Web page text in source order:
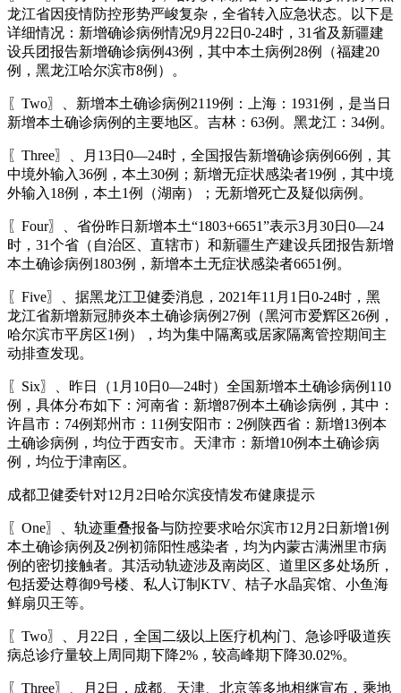
龙江省因疫情防控形势严峻复杂，全省转入应急状态。以下是
详细情况：新增确诊病例情况9月22日0-24时，31省及新疆建
设兵团报告新增确诊病例43例，其中本土病例28例（福建20
例，黑龙江哈尔滨市8例）。
〖Two〗、新增本土确诊病例2119例：上海：1931例，是当日
新增本土确诊病例的主要地区。吉林：63例。黑龙江：34例。
〖Three〗、月13日0—24时，全国报告新增确诊病例66例，其
中境外输入36例，本土30例；新增无症状感染者19例，其中境
外输入18例，本土1例（湖南）；无新增死亡及疑似病例。
〖Four〗、省份昨日新增本土“1803+6651”表示3月30日0—24
时，31个省（自治区、直辖市）和新疆生产建设兵团报告新增
本土确诊病例1803例，新增本土无症状感染者6651例。
〖Five〗、据黑龙江卫健委消息，2021年11月1日0-24时，黑
龙江省新增新冠肺炎本土确诊病例27例（黑河市爱辉区26例，
哈尔滨市平房区1例），均为集中隔离或居家隔离管控期间主
动排查发现。
〖Six〗、昨日（1月10日0—24时）全国新增本土确诊病例110
例，具体分布如下：河南省：新增87例本土确诊病例，其中：
许昌市：74例郑州市：11例安阳市：2例陕西省：新增13例本
土确诊病例，均位于西安市。天津市：新增10例本土确诊病
例，均位于津南区。
成都卫健委针对12月2日哈尔滨疫情发布健康提示
〖One〗、轨迹重叠报备与防控要求哈尔滨市12月2日新增1例
本土确诊病例及2例初筛阳性感染者，均为内蒙古满洲里市病
例的密切接触者。其活动轨迹涉及南岗区、道里区多处场所，
包括爱达尊御9号楼、私人订制KTV、桔子水晶宾馆、小鱼海
鲜扇贝王等。
〖Two〗、月22日，全国二级以上医疗机构门、急诊呼吸道疾
病总诊疗量较上周同期下降2%，较高峰期下降30.02%。
〖Three〗、月2日，成都、天津、北京等多地相继宣布，乘地